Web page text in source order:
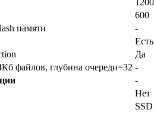
600
памяти
-
Есть
Да
файлов, глубина очереди=32 -
-
Нет
SSD